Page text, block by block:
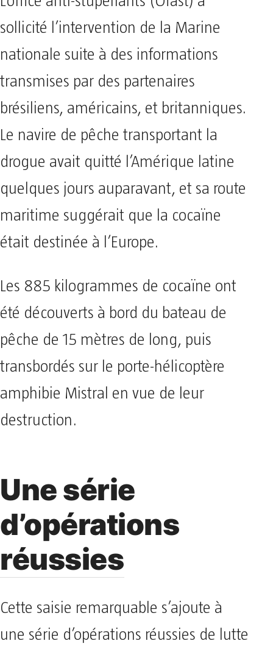
sollicité l’intervention de la Marine
nationale suite à des informations
transmises par des partenaires
brésiliens, américains, et britanniques.
Le navire de pêche transportant la
drogue avait quitté l’Amérique latine
quelques jours auparavant, et sa route
maritime suggérait que la cocaïne
était destinée à l’Europe.
Les 885 kilogrammes de cocaïne ont
été découverts à bord du bateau de
pêche de 15 mètres de long, puis
transbordés sur le porte-hélicoptère
amphibie Mistral en vue de leur
destruction.
Une série
d’opérations
réussies
Cette saisie remarquable s’ajoute à
une série d’opérations réussies de lutte